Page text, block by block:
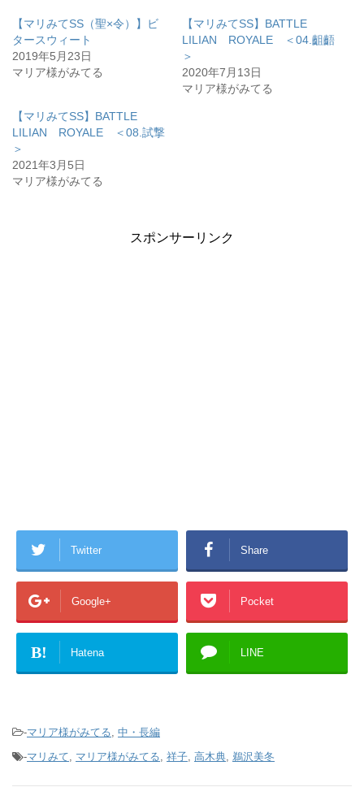
【マリみてSS（聖×令）】ビ
タースウィート
2019年5月23日
マリア様がみてる
【マリみてSS】BATTLE
LILIAN ROYALE ＜04.齟齬
＞
2020年7月13日
マリア様がみてる
【マリみてSS】BATTLE
LILIAN ROYALE ＜08.試撃
＞
2021年3月5日
マリア様がみてる
スポンサーリンク
Twitter Share
Google+ Pocket
B! Hatena LINE
-マリア様がみてる, 中・長編
-マリみて, マリア様がみてる, 祥子, 高木典, 鵜沢美冬